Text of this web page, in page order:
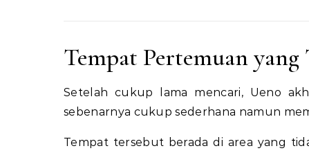
Tempat Pertemuan
Setelah cukup lama mencari, Ueno
sebenarnya cukup sederhana namun
Tempat tersebut berada di area yang